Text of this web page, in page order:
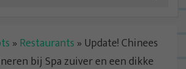
» Restaurants » Update! Chinees
bij Spa zuiver en een dikke